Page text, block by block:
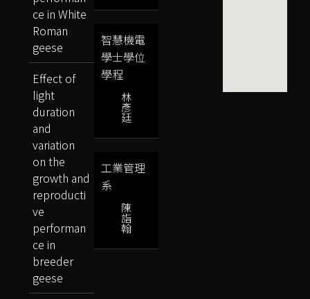
智慧機電
學士學位
學程
林
彥
廷
工業管理
系
陳
詣
翰
ce in White
Roman
geese
Effect of
light
duration
and
variation
on the
growth and
reproducti
ve
performan
ce in
breeder
geese